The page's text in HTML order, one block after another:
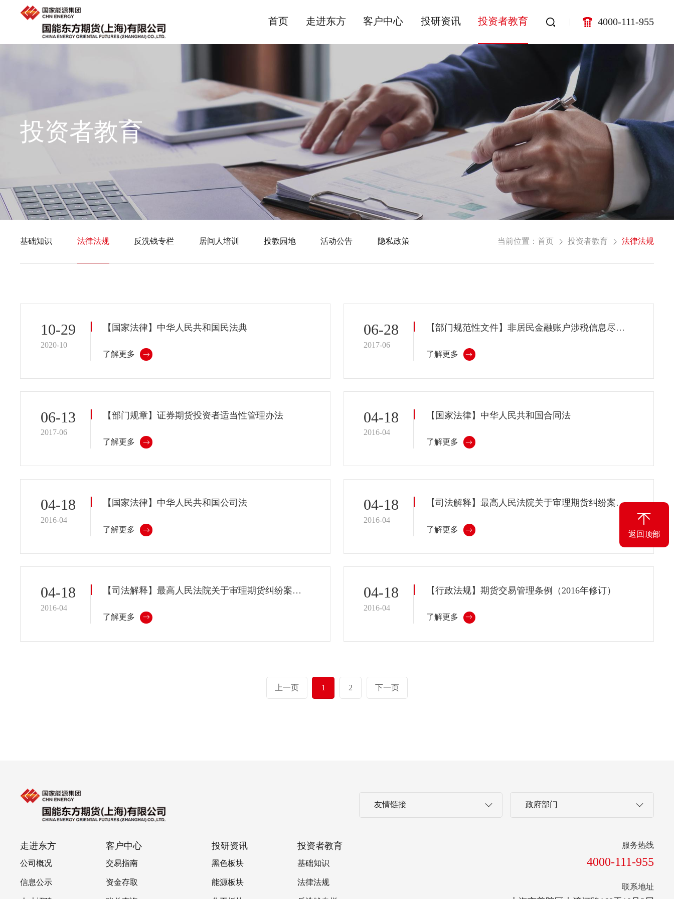
首页 走进东方 客户中心 投研资讯 投资者教育 4000-111-955
投资者教育
基础知识 法律法规 反洗钱专栏 居间人培训 投教园地 活动公告 隐私政策 当前位置：首页 投资者教育 法律法规
10-29
2020-10
【国家法律】中华人民共和国民法典
了解更多
06-28
2017-06
【部门规范性文件】非居民金融账户涉税信息尽职调查管理办法
了解更多
06-13
2017-06
【部门规章】证券期货投资者适当性管理办法
了解更多
04-18
2016-04
【国家法律】中华人民共和国合同法
了解更多
04-18
2016-04
【国家法律】中华人民共和国公司法
了解更多
04-18
2016-04
【司法解释】最高人民法院关于审理期货纠纷案件若干问题的规定（一）...
了解更多
04-18
2016-04
【司法解释】最高人民法院关于审理期货纠纷案件若干问题的规定（二）...
了解更多
04-18
2016-04
【行政法规】期货交易管理条例（2016年修订）
了解更多
上一页 1 2 下一页
友情链接 政府部门
走进东方
公司概况
信息公示
客户中心
交易指南
资金存取
投研资讯
黑色板块
能源板块
投资者教育
基础知识
法律法规
服务热线
4000-111-955
联系地址
返回顶部